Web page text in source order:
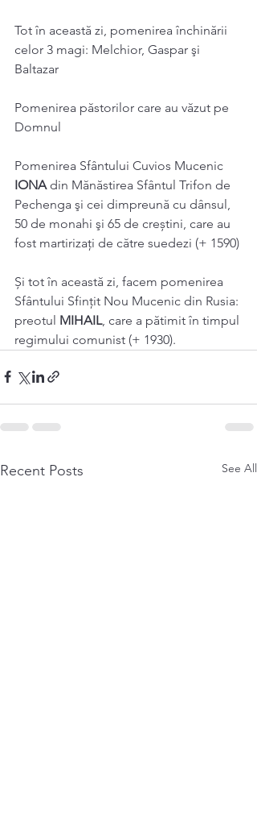
Tot în această zi, pomenirea închinării
celor 3 magi: Melchior, Gaspar şi
Baltazar
Pomenirea păstorilor care au văzut pe
Domnul
Pomenirea Sfântului Cuvios Mucenic
IONA din Mănăstirea Sfântul Trifon de
Pechenga şi cei dimpreună cu dânsul,
50 de monahi şi 65 de creștini, care au
fost martirizați de către suedezi (+ 1590)
Și tot în această zi, facem pomenirea
Sfântului Sfințit Nou Mucenic din Rusia:
preotul MIHAIL, care a pătimit în timpul
regimului comunist (+ 1930).
Recent Posts See All